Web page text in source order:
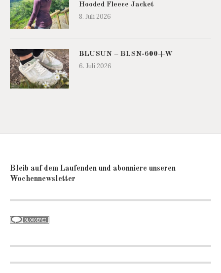
Hooded Fleece Jacket
8. Juli 2026
BLUSUN – BLSN-600+W
6. Juli 2026
Bleib auf dem Laufenden und abonniere unseren
Wochennewsletter